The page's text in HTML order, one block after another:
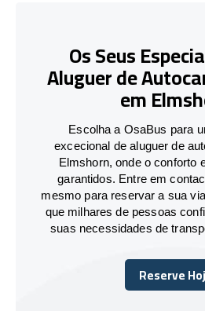
Os Seus
Aluguer de
em
Escolha a OsaBus para
excecional de aluguer de
Elmshorn, onde o conforto
garantidos. Entre em
mesmo para reservar a sua
que milhares de pessoas
suas necessidades de
Reserve
Reserve